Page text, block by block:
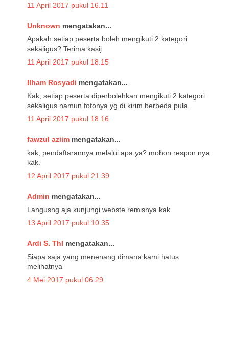
11 April 2017 pukul 16.11
Unknown mengatakan...
Apakah setiap peserta boleh mengikuti 2 kategori
sekaligus? Terima kasij
11 April 2017 pukul 18.15
Ilham Rosyadi mengatakan...
Kak, setiap peserta diperbolehkan mengikuti 2 kategori
sekaligus namun fotonya yg di kirim berbeda pula.
11 April 2017 pukul 18.16
fawzul aziim mengatakan...
kak, pendaftarannya melalui apa ya? mohon respon nya
kak.
12 April 2017 pukul 21.39
Admin mengatakan...
Langusng aja kunjungi webste remisnya kak.
13 April 2017 pukul 10.35
Ardi S. ThI mengatakan...
Siapa saja yang menenang dimana kami hatus
melihatnya
4 Mei 2017 pukul 06.29